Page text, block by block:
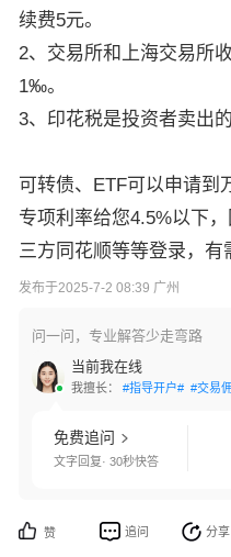
续费5元。
2、交易所和上海交易所
1‰。
3、印花税是投资者卖出
可转债、ETF可以申请到
专项利率给您4.5%以下
三方同花顺等等登录，有
发布于2025-7-2 08:39 广州
问一问，专业解答少走弯路
当前我在线
我擅长： #指导开户# #交易
免费追问
文字回复· 30秒快答
赞 追问 分享